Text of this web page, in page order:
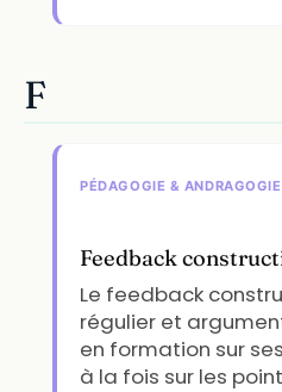
F
PÉDAGOGIE & ANDRAGOGIE
Feedback
Le feedback
régulier et
en formation sur
à la fois sur les